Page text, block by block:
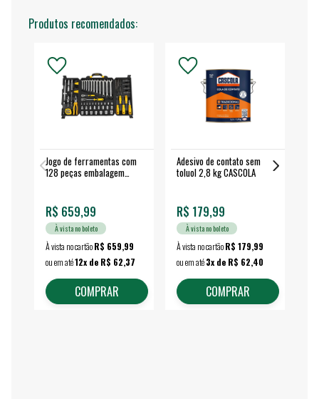
Produtos recomendados:
Jogo de ferramentas com
128 peças embalagem
R$ 659,99
À vista no boleto
À vista no cartãoR$ 659,99
ou em até12x de R$ 62,37
COMPRAR
Adesivo de contato sem
toluol 2,8 kg CASCOLA
R$ 179,99
À vista no boleto
À vista no cartãoR$ 179,99
ou em até3x de R$ 62,40
COMPRAR